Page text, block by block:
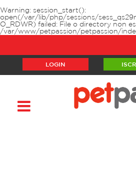
Warning: session_start():
open(/var/lib/php/sessions/
O_RDWR) failed: File o directory non
/var/www/petpassion/petpassion/
LOGIN